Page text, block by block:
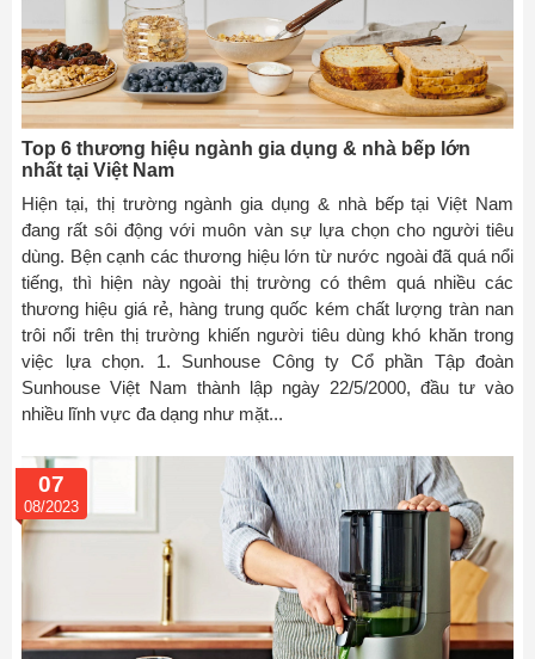
Top 6 thương hiệu ngành gia dụng & nhà bếp lớn
nhất tại Việt Nam
Hiện tại, thị trường ngành gia dụng & nhà bếp tại Việt Nam
đang rất sôi động với muôn vàn sự lựa chọn cho người tiêu
dùng. Bện cạnh các thương hiệu lớn từ nước ngoài đã quá nổi
tiếng, thì hiện này ngoài thị trường có thêm quá nhiều các
thương hiệu giá rẻ, hàng trung quốc kém chất lượng tràn nan
trôi nổi trên thị trường khiến người tiêu dùng khó khăn trong
việc lựa chọn. 1. Sunhouse Công ty Cổ phần Tập đoàn
Sunhouse Việt Nam thành lập ngày 22/5/2000, đầu tư vào
nhiều lĩnh vực đa dạng như mặt...
07
08/2023